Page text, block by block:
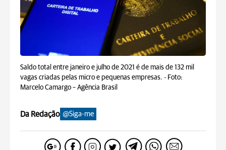
Saldo total entre janeiro e julho de 2021 é de mais de 132 mil
vagas criadas pelas micro e pequenas empresas. - Foto:
Marcelo Camargo – Agência Brasil
Da Redação @Siga-me